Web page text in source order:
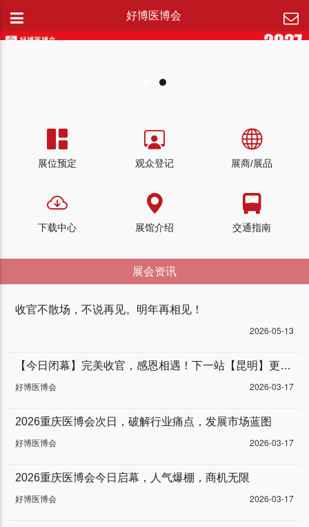
好博医博会
展位预定 观众登记 展商/展品
下载中心 展馆介绍 交通指南
展会资讯
收官不散场，不说再见。明年再相见！
2026-05-13
【今日闭幕】完美收官，感恩相遇！下一站【昆明】更精彩。
好博医博会
2026-03-17
2026重庆医博会次日，破解行业痛点，发展市场蓝图
好博医博会
2026-03-17
2026重庆医博会今日启幕，人气爆棚，商机无限
好博医博会
2026-03-17